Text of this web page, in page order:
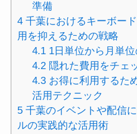
準備
4千葉におけるキーボー
用を抑えるための戦略
4.1 1日単位から月単
4.2 隠れた費用をチェ
4.3 お得に利用するた
活用テクニック
5千葉のイベントや配信
ルの実践的な活用術